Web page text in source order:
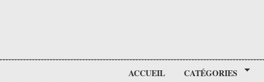
ACCUEIL CATÉGORIES